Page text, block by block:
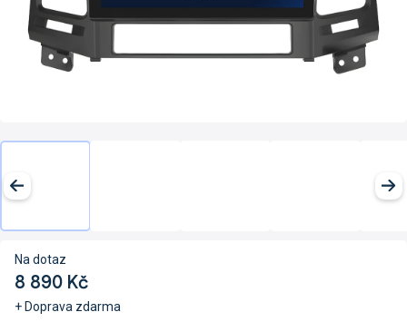
8 890 Kč
+ Doprava zdarma
Na dotaz